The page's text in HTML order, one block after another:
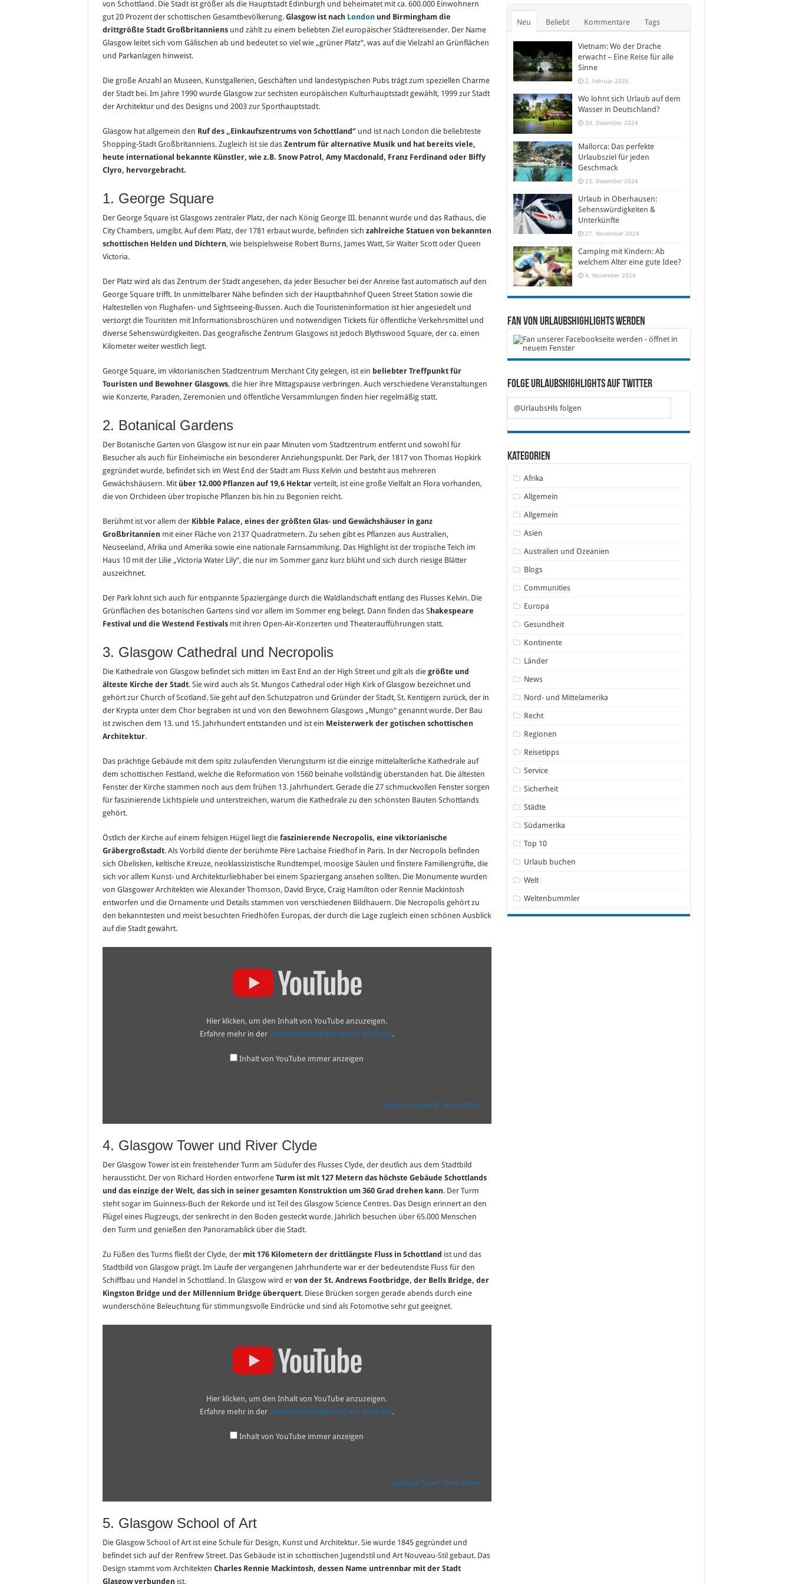
von Schottland. Die Stadt ist größer als die Hauptstadt Edinburgh und beheimatet mit ca. 600.000 Einwohnern
gut 20 Prozent der schottischen Gesamtbevölkerung. Glasgow ist nach Londonund Birmingham die
drittgrößte Stadt Großbritanniensund zählt zu einem beliebten Ziel europäischer Städtereisender. Der Name
Glasgow leitet sich vom Gälischen ab und bedeutet so viel wie „grüner Platz“, was auf die Vielzahl an Grünflächen
und Parkanlagen hinweist.
Die große Anzahl an Museen, Kunstgallerien, Geschäften und landestypischen Pubs trägt zum speziellen Charme
der Stadt bei. Im Jahre 1990 wurde Glasgow zur sechsten europäischen Kulturhauptstadt gewählt, 1999 zur Stadt
der Architektur und des Designs und 2003 zur Sporthauptstadt.
Glasgow hat allgemein den Ruf des „Einkaufszentrums von Schottland“und ist nach London die beliebteste
Shopping-Stadt Großbritanniens. Zugleich ist sie das Zentrum für alternative Musik und hat bereits viele,
heute international bekannte Künstler, wie z.B. Snow Patrol, Amy Macdonald, Franz Ferdinand oder Biffy
Clyro, hervorgebracht.
1. George Square
Der George Square ist Glasgows zentraler Platz, der nach König George III. benannt wurde und das Rathaus, die
City Chambers, umgibt. Auf dem Platz, der 1781 erbaut wurde, befinden sich zahlreiche Statuen von bekannten
schottischen Helden und Dichtern, wie beispielsweise Robert Burns, James Watt, Sir Walter Scott oder Queen
Victoria.
Der Platz wird als das Zentrum der Stadt angesehen, da jeder Besucher bei der Anreise fast automatisch auf den
George Square trifft. In unmittelbarer Nähe befinden sich der Hauptbahnhof Queen Street Station sowie die
Haltestellen von Flughafen- und Sightseeing-Bussen. Auch die Touristeninformation ist hier angesiedelt und
versorgt die Touristen mit Informationsbroschüren und notwendigen Tickets für öffentliche Verkehrsmittel und
diverse Sehenswürdigkeiten. Das geografische Zentrum Glasgows ist jedoch Blythswood Square, der ca. einen
Kilometer weiter westlich liegt.
George Square, im viktorianischen Stadtzentrum Merchant City gelegen, ist ein beliebter Treffpunkt für
Touristen und Bewohner Glasgows, die hier ihre Mittagspause verbringen. Auch verschiedene Veranstaltungen
wie Konzerte, Paraden, Zeremonien und öffentliche Versammlungen finden hier regelmäßig statt.
2. Botanical Gardens
Der Botanische Garten von Glasgow ist nur ein paar Minuten vom Stadtzentrum entfernt und sowohl für
Besucher als auch für Einheimische ein besonderer Anziehungspunkt. Der Park, der 1817 von Thomas Hopkirk
gegründet wurde, befindet sich im West End der Stadt am Fluss Kelvin und besteht aus mehreren
Gewächshäusern. Mit über 12.000 Pflanzen auf 19,6 Hektarverteilt, ist eine große Vielfalt an Flora vorhanden,
die von Orchideen über tropische Pflanzen bis hin zu Begonien reicht.
Berühmt ist vor allem der Kibble Palace, eines der größten Glas- und Gewächshäuser in ganz
Großbritannienmit einer Fläche von 2137 Quadratmetern. Zu sehen gibt es Pflanzen aus Australien,
Neuseeland, Afrika und Amerika sowie eine nationale Farnsammlung. Das Highlight ist der tropische Teich im
Haus 10 mit der Lilie „Victoria Water Lily“, die nur im Sommer ganz kurz blüht und sich durch riesige Blätter
auszeichnet.
Der Park lohnt sich auch für entspannte Spaziergänge durch die Waldlandschaft entlang des Flusses Kelvin. Die
Grünflächen des botanischen Gartens sind vor allem im Sommer eng belegt. Dann finden das Shakespeare
Festival und die Westend Festivalsmit ihren Open-Air-Konzerten und Theateraufführungen statt.
3. Glasgow Cathedral und Necropolis
Die Kathedrale von Glasgow befindet sich mitten im East End an der High Street und gilt als die größte und
älteste Kirche der Stadt. Sie wird auch als St. Mungos Cathedral oder High Kirk of Glasgow bezeichnet und
gehört zur Church of Scotland. Sie geht auf den Schutzpatron und Gründer der Stadt, St. Kentigern zurück, der in
der Krypta unter dem Chor begraben ist und von den Bewohnern Glasgows „Mungo“ genannt wurde. Der Bau
ist zwischen dem 13. und 15. Jahrhundert entstanden und ist ein Meisterwerk der gotischen schottischen
Architektur.
Das prächtige Gebäude mit dem spitz zulaufenden Vierungsturm ist die einzige mittelalterliche Kathedrale auf
dem schottischen Festland, welche die Reformation von 1560 beinahe vollständig überstanden hat. Die ältesten
Fenster der Kirche stammen noch aus dem frühen 13. Jahrhundert. Gerade die 27 schmuckvollen Fenster sorgen
für faszinierende Lichtspiele und unterstreichen, warum die Kathedrale zu den schönsten Bauten Schottlands
gehört.
Östlich der Kirche auf einem felsigen Hügel liegt die faszinierende Necropolis, eine viktorianische
Gräbergroßstadt. Als Vorbild diente der berühmte Père Lachaise Friedhof in Paris. In der Necropolis befinden
sich Obelisken, keltische Kreuze, neoklassizistische Rundtempel, moosige Säulen und finstere Familiengrüfte, die
sich vor allem Kunst- und Architekturliebhaber bei einem Spaziergang ansehen sollten. Die Monumente wurden
von Glasgower Architekten wie Alexander Thomson, David Bryce, Craig Hamilton oder Rennie Mackintosh
entworfen und die Ornamente und Details stammen von verschiedenen Bildhauern. Die Necropolis gehört zu
den bekanntesten und meist besuchten Friedhöfen Europas, der durch die Lage zugleich einen schönen Ausblick
auf die Stadt gewährt.
Hier klicken, um den Inhalt von YouTube anzuzeigen.
Erfahre mehr in der Datenschutzerklärung von YouTube.
Inhalt von YouTube immer anzeigen
„Glasgow Cathedral“ direkt öffnen
4. Glasgow Tower und River Clyde
Der Glasgow Tower ist ein freistehender Turm am Südufer des Flusses Clyde, der deutlich aus dem Stadtbild
heraussticht. Der von Richard Horden entworfene Turm ist mit 127 Metern das höchste Gebäude Schottlands
und das einzige der Welt, das sich in seiner gesamten Konstruktion um 360 Grad drehen kann. Der Turm
steht sogar im Guinness-Buch der Rekorde und ist Teil des Glasgow Science Centres. Das Design erinnert an den
Flügel eines Flugzeugs, der senkrecht in den Boden gesteckt wurde. Jährlich besuchen über 65.000 Menschen
den Turm und genießen den Panoramablick über die Stadt.
Zu Füßen des Turms fließt der Clyde, der mit 176 Kilometern der drittlängste Fluss in Schottland ist und das
Stadtbild von Glasgow prägt. Im Laufe der vergangenen Jahrhunderte war er der bedeutendste Fluss für den
Schiffbau und Handel in Schottland. In Glasgow wird er von der St. Andrews Footbridge, der Bells Bridge, der
Kingston Bridge und der Millennium Bridge überquert. Diese Brücken sorgen gerade abends durch eine
wunderschöne Beleuchtung für stimmungsvolle Eindrücke und sind als Fotomotive sehr gut geeignet.
Hier klicken, um den Inhalt von YouTube anzuzeigen.
Erfahre mehr in der Datenschutzerklärung von YouTube.
Inhalt von YouTube immer anzeigen
„Glasgow Tower“ direkt öffnen
5. Glasgow School of Art
Die Glasgow School of Art ist eine Schule für Design, Kunst und Architektur. Sie wurde 1845 gegründet und
befindet sich auf der Renfrew Street. Das Gebäude ist in schottischen Jugendstil und Art Nouveau-Stil gebaut. Das
Design stammt vom Architekten Charles Rennie Mackintosh, dessen Name untrennbar mit der Stadt
Glasgow verbundenist.
Neu Beliebt Kommentare Tags
Vietnam: Wo der Drache
erwacht – Eine Reise für alle
Sinne
2. Februar 2026
Wo lohnt sich Urlaub auf dem
Wasser in Deutschland?
30. Dezember 2024
Mallorca: Das perfekte
Urlaubsziel für jeden
Geschmack
23. Dezember 2024
Urlaub in Oberhausen:
Sehenswürdigkeiten &
Unterkünfte
27. November 2024
Camping mit Kindern: Ab
welchem Alter eine gute Idee?
4. November 2024
Fan von Urlaubshighlights werden
Folge Urlaubshighlights auf Twitter
@UrlaubsHls folgen
Kategorien
Afrika
Allgemein
Allgemein
Asien
Australien und Ozeanien
Blogs
Communities
Europa
Gesundheit
Kontinente
Länder
News
Nord- und Mittelamerika
Recht
Regionen
Reisetipps
Service
Sicherheit
Städte
Südamerika
Top 10
Urlaub buchen
Welt
Weltenbummler